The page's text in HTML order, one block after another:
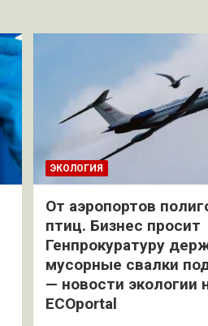
ЭКОЛОГИЯ
От аэропортов
птиц. Бизнес просит
Генпрокуратуру
мусорные свалки
— новости экологии
ECOportal